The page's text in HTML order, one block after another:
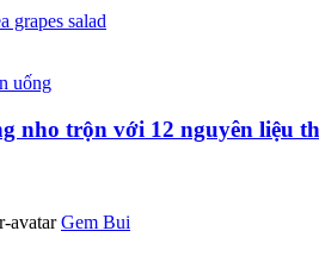
uống
nho trộn với 12 nguyên liệu
Gem Bui